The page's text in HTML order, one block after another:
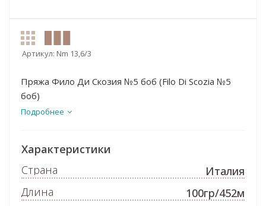
Артикул: Nm 13,6/3
Пряжа Фило Ди Скозия №5 боб (Filo Di Scozia №5
боб)
Подробнее
Характеристики
Страна
Италия
Длина
100гр/452м